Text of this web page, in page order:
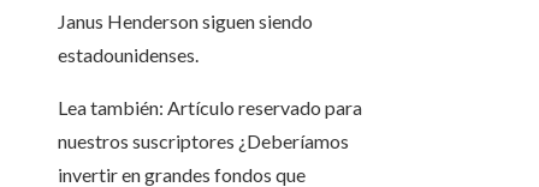
Janus Henderson siguen siendo
estadounidenses.
Lea también: Artículo reservado para
nuestros suscriptores ¿Deberíamos
invertir en grandes fondos que